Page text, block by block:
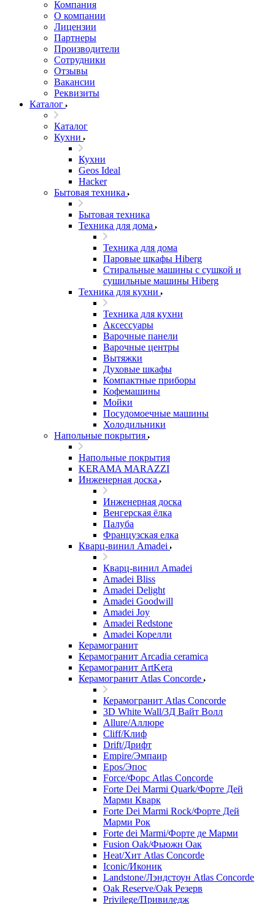
Компания
О компании
Лицензии
Партнеры
Производители
Сотрудники
Отзывы
Вакансии
Реквизиты
Каталог
Каталог
Кухни
Кухни
Geos Ideal
Hacker
Бытовая техника
Бытовая техника
Техника для дома
Техника для дома
Паровые шкафы Hiberg
Стиральные машины с сушкой и
сушильные машины Hiberg
Техника для кухни
Техника для кухни
Аксессуары
Варочные панели
Варочные центры
Вытяжки
Духовые шкафы
Компактные приборы
Кофемашины
Мойки
Посудомоечные машины
Холодильники
Напольные покрытия
Напольные покрытия
KERAMA MARAZZI
Инженерная доска
Инженерная доска
Венгерская ёлка
Палуба
Французская елка
Кварц-винил Amadei
Кварц-винил Amadei
Amadei Bliss
Amadei Delight
Amadei Goodwill
Amadei Joy
Amadei Redstone
Amadei Корелли
Керамогранит
Керамогранит Arcadia ceramica
Керамогранит ArtKera
Керамогранит Atlas Concorde
Керамогранит Atlas Concorde
3D White Wall/3Д Вайт Волл
Allure/Аллюрe
Cliff/Клиф
Drift/Дрифт
Empire/Эмпаир
Epos/Эпос
Force/Фoрс Atlas Concorde
Forte Dei Marmi Quark/Форте Дей
Марми Кварк
Forte Dei Marmi Rock/Форте Дей
Марми Рок
Forte dei Marmi/Форте де Марми
Fusion Oak/Фьюжн Оак
Heat/Xит Atlas Concorde
Iconic/Иконик
Landstone/Лэндстоун Atlas Concorde
Oak Reserve/Оak Резepв
Privilege/Привиледж